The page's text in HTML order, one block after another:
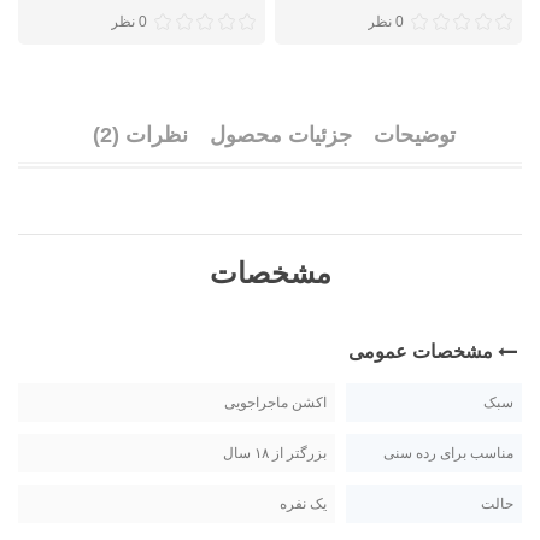
0 نظر 0 نظر
توضیحات جزئیات محصول نظرات (2)
مشخصات
مشخصات عمومی
سبک اکشن ماجراجویی
مناسب برای رده سنی بزرگتر از ۱۸ سال
حالت یک نفره